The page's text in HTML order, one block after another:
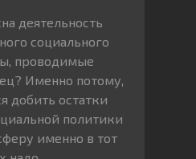
деятельность
социального
проводимые
Именно потому,
добить остатки
политики
именно в тот